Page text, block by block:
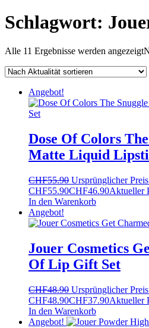
Schlagwort:
Alle 11 Ergebnisse werden angezeigt
Angebot!
Dose Of Colors
Matte Liquid
CHF55.90 Ursprünglicher
CHF55.90CHF46.90Aktueller
In den Warenkorb
Angebot!
Jouer Cosmetics
Of Lip Gift Set
CHF48.90 Ursprünglicher
CHF48.90CHF37.90Aktueller
In den Warenkorb
Angebot!